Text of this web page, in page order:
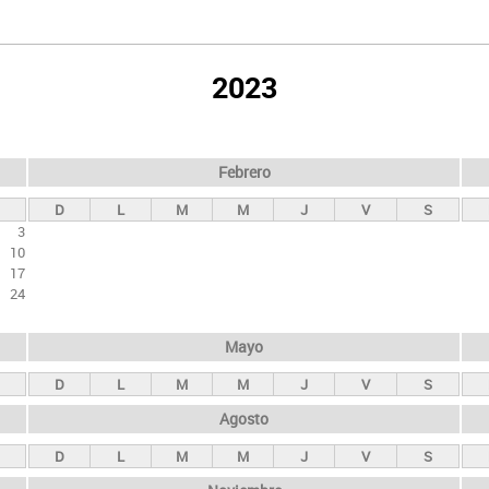
2023
3
10
17
24
Febrero
D L M M J V S
Mayo
D L M M J V S
Agosto
D L M M J V S